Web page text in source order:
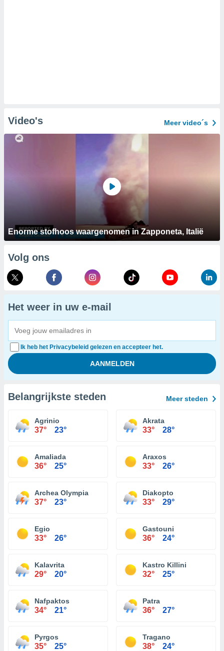
Video's Meer video´s
Enorme stofhoos waargenomen in Zapponeta, Italië
Volg ons
Het weer in uw e-mail
Ik heb het Privacybeleid gelezen en accepteer het.
Belangrijkste steden Meer steden
Agrinio
37° 23°
Akrata
33° 28°
Amaliada
36° 25°
Araxos
33° 26°
Archea Olympia
37° 23°
Diakopto
33° 29°
Egio
33° 26°
Gastouni
36° 24°
Kalavrita
29° 20°
Kastro Killini
32° 25°
Nafpaktos
34° 21°
Patra
36° 27°
Pyrgos
35° 25°
Tragano
38° 24°